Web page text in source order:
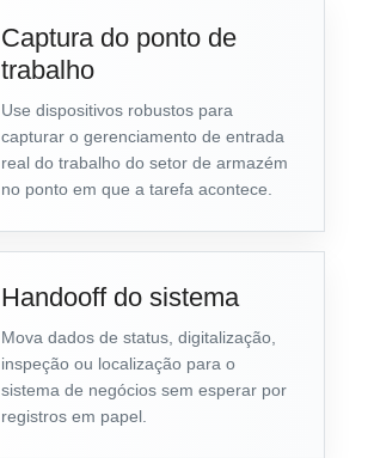
Captura do ponto de
trabalho
Use dispositivos robustos para
capturar o gerenciamento de entrada
real do trabalho do setor de armazém
no ponto em que a tarefa acontece.
Handooff do sistema
Mova dados de status, digitalização,
inspeção ou localização para o
sistema de negócios sem esperar por
registros em papel.